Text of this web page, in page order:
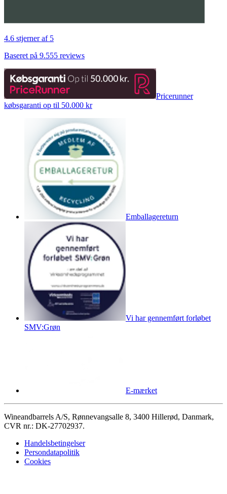
4.6 stjerner af 5
Baseret på 9.555 reviews
Pricerunner
købsgaranti op til 50.000 kr
Emballagereturn
Vi har gennemført forløbet
SMV:Grøn
E-mærket
Wineandbarrels A/S, Rønnevangsalle 8, 3400 Hillerød, Danmark,
CVR nr.: DK-27702937.
Handelsbetingelser
Persondatapolitik
Cookies